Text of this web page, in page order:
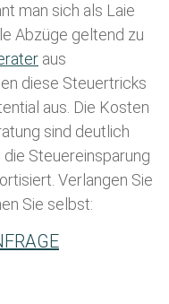
man sich als Laie
Abzüge geltend zu
aus
diese Steuertricks
aus. Die Kosten
sind deutlich
Steuereinsparung
Verlangen Sie
Sie selbst: